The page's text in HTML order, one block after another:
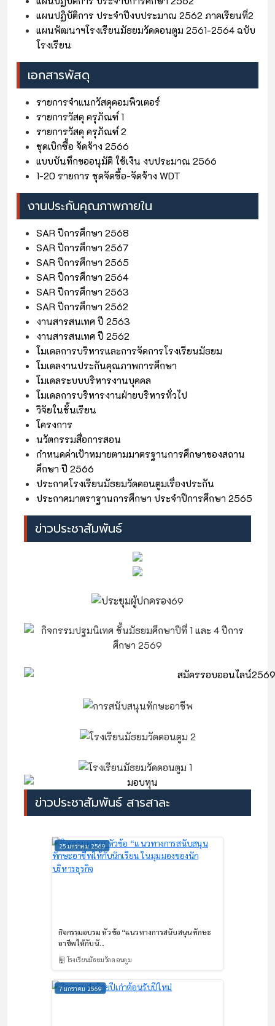
แผนปฏิบัติการ ประจำปีงบประมาณ 2562 ภาคเรียนที่2
แผนพัฒนาฯโรงเรียนมัธยมวัดดอนตูม 2561-2564 ฉบับ
โรงเรียน
เอกสารพัสดุ
รายการจำแนกวัสดุคอมพิวเตอร์
รายการวัสดุ ครุภัณฑ์ 1
รายการวัสดุ ครุภัณฑ์ 2
ชุดเบิกซื้อ จัดจ้าง 2566
แบบบันทึกขออนุมัติ ใช้เงิน งบประมาณ 2566
1-20 รายการ ชุดจัดซื้อ-จัดจ้าง WDT
งานประกันคุณภาพภายใน
SAR ปีการศึกษา 2568
SAR ปีการศึกษา 2567
SAR ปีการศึกษา 2565
SAR ปีการศึกษา 2564
SAR ปีการศึกษา 2563
SAR ปีการศึกษา 2562
งานสารสนเทศ ปี 2563
งานสารสนเทศ ปี 2562
โมเดลการบริหารและการจัดการโรงเรียนมัธยม
โมเดลงานประกันคุณภาพการศึกษา
โมเดลระบบบริหารงานบุคคล
โมเดลการบริหารงานฝ่ายบริหารทั่วไป
วิจัยในชั้นเรียน
โครงการ
นวัตกรรมสื่อการสอน
กำหนดค่าเป้าหมายตามมาตรฐานการศึกษาของสถาน
ศึกษา ปี 2566
ประกาศโรงเรียนมัธยมวัดดอนตูมเรื่องประกัน
ประกาศมาตราฐานการศึกษา ประจำปีการศึกษา 2565
ข่าวประชาสัมพันธ์
ข่าวประชาสัมพันธ์ สารสาละ